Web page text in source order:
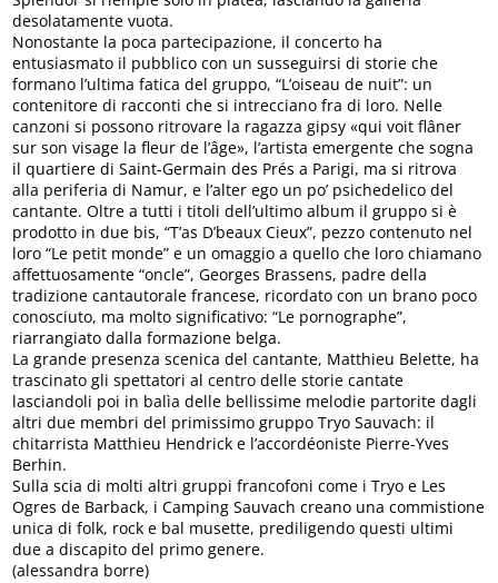
desolatamente vuota.
Nonostante la poca partecipazione, il concerto ha
entusiasmato il pubblico con un susseguirsi di storie che
formano l’ultima fatica del gruppo, “L’oiseau de nuit”: un
contenitore di racconti che si intrecciano fra di loro. Nelle
canzoni si possono ritrovare la ragazza gipsy «qui voit flâner
sur son visage la fleur de l’âge», l’artista emergente che sogna
il quartiere di Saint-Germain des Prés a Parigi, ma si ritrova
alla periferia di Namur, e l’alter ego un po’ psichedelico del
cantante. Oltre a tutti i titoli dell’ultimo album il gruppo si è
prodotto in due bis, “T’as D’beaux Cieux”, pezzo contenuto nel
loro “Le petit monde” e un omaggio a quello che loro chiamano
affettuosamente “oncle”, Georges Brassens, padre della
tradizione cantautorale francese, ricordato con un brano poco
conosciuto, ma molto significativo: “Le pornographe”,
riarrangiato dalla formazione belga.
La grande presenza scenica del cantante, Matthieu Belette, ha
trascinato gli spettatori al centro delle storie cantate
lasciandoli poi in balìa delle bellissime melodie partorite dagli
altri due membri del primissimo gruppo Tryo Sauvach: il
chitarrista Matthieu Hendrick e l’accordéoniste Pierre-Yves
Berhin.
Sulla scia di molti altri gruppi francofoni come i Tryo e Les
Ogres de Barback, i Camping Sauvach creano una commistione
unica di folk, rock e bal musette, prediligendo questi ultimi
due a discapito del primo genere.
(alessandra borre)